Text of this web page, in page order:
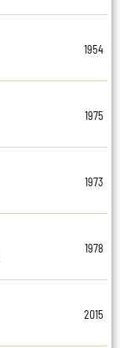
1954
1975
1973
1978
2015